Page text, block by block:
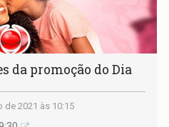
da promoção do Dia
de 2021 às 10:15